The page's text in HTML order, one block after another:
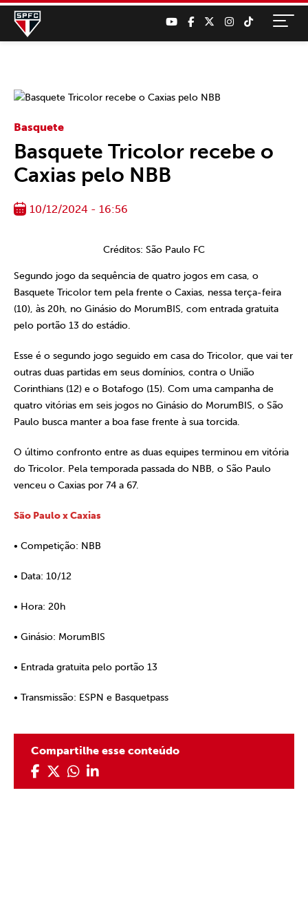
Basquete
Basquete Tricolor recebe o
Caxias pelo NBB
10/12/2024 - 16:56
Créditos: São Paulo FC
Segundo jogo da sequência de quatro jogos em casa, o
Basquete Tricolor tem pela frente o Caxias, nessa terça-feira
(10), às 20h, no Ginásio do MorumBIS, com entrada gratuita
pelo portão 13 do estádio.
Esse é o segundo jogo seguido em casa do Tricolor, que vai ter
outras duas partidas em seus domínios, contra o União
Corinthians (12) e o Botafogo (15). Com uma campanha de
quatro vitórias em seis jogos no Ginásio do MorumBIS, o São
Paulo busca manter a boa fase frente à sua torcida.
O último confronto entre as duas equipes terminou em vitória
do Tricolor. Pela temporada passada do NBB, o São Paulo
venceu o Caxias por 74 a 67.
São Paulo x Caxias
• Competição: NBB
• Data: 10/12
• Hora: 20h
• Ginásio: MorumBIS
• Entrada gratuita pelo portão 13
• Transmissão: ESPN e Basquetpass
Compartilhe esse conteúdo